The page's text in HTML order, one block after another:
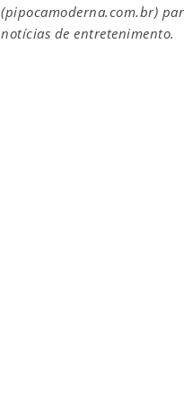
(pipocamoderna.com.br)
notícias de entretenimento.